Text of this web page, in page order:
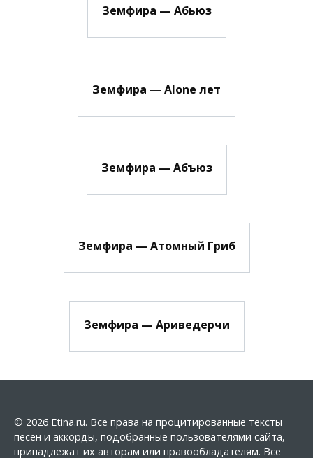
Земфира — Абьюз
Земфира — Alone лет
Земфира — Абъюз
Земфира — Атомный Гриб
Земфира — Ариведерчи
© 2026 Etina.ru. Все права на процитированные тексты
песен и аккорды, подобранные пользователями сайта,
принадлежат их авторам или правообладателям. Все